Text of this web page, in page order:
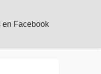
en Facebook